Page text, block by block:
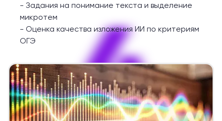
4
- Задания на понимание текста и выделение
микротем
- Оценка качества изложения ИИ по критериям
ОГЭ